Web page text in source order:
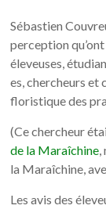
Sébastien
perception
éleveuses,
es, chercheurs et
floristique des
(Ce chercheur
de la Maraîchine
la Maraîchine,
Les avis des